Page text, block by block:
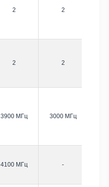
2 2
2 2
3900 МГц 3000 МГц
4100 МГц -